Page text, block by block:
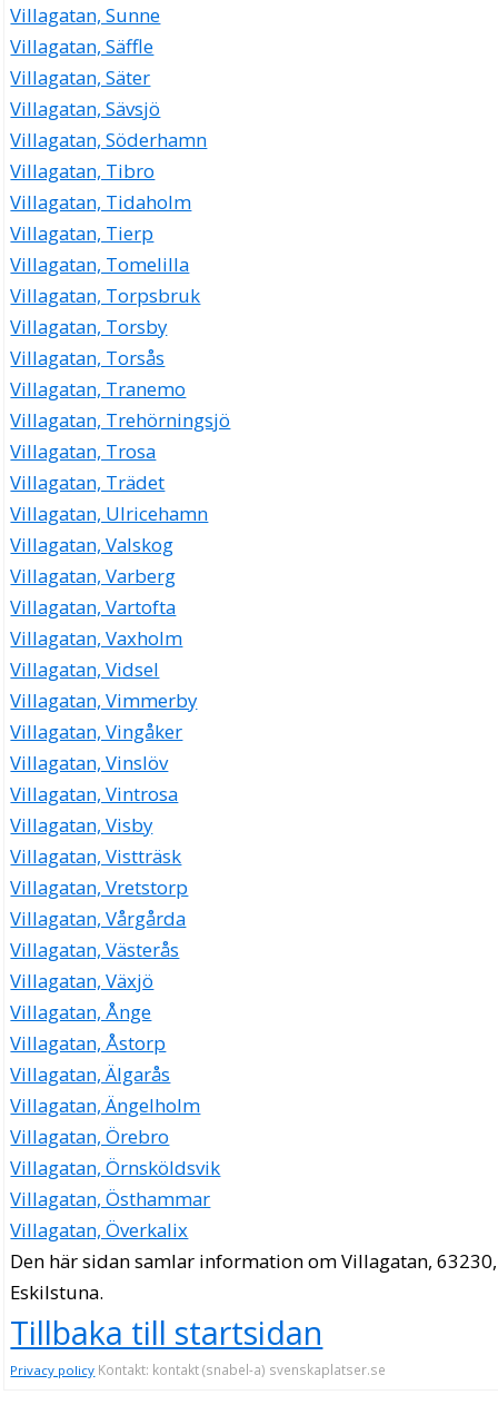
Villagatan, Sunne
Villagatan, Säffle
Villagatan, Säter
Villagatan, Sävsjö
Villagatan, Söderhamn
Villagatan, Tibro
Villagatan, Tidaholm
Villagatan, Tierp
Villagatan, Tomelilla
Villagatan, Torpsbruk
Villagatan, Torsby
Villagatan, Torsås
Villagatan, Tranemo
Villagatan, Trehörningsjö
Villagatan, Trosa
Villagatan, Trädet
Villagatan, Ulricehamn
Villagatan, Valskog
Villagatan, Varberg
Villagatan, Vartofta
Villagatan, Vaxholm
Villagatan, Vidsel
Villagatan, Vimmerby
Villagatan, Vingåker
Villagatan, Vinslöv
Villagatan, Vintrosa
Villagatan, Visby
Villagatan, Vistträsk
Villagatan, Vretstorp
Villagatan, Vårgårda
Villagatan, Västerås
Villagatan, Växjö
Villagatan, Ånge
Villagatan, Åstorp
Villagatan, Älgarås
Villagatan, Ängelholm
Villagatan, Örebro
Villagatan, Örnsköldsvik
Villagatan, Östhammar
Villagatan, Överkalix
Den här sidan samlar information om Villagatan, 63230,
Eskilstuna.
Tillbaka till startsidan
Privacy policy Kontakt: kontakt (snabel-a) svenskaplatser.se